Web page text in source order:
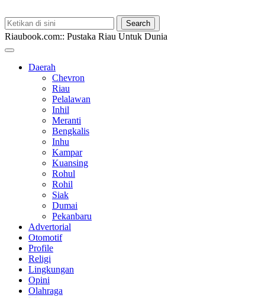
Riaubook.com:: Pustaka Riau Untuk Dunia
Daerah
Chevron
Riau
Pelalawan
Inhil
Meranti
Bengkalis
Inhu
Kampar
Kuansing
Rohul
Rohil
Siak
Dumai
Pekanbaru
Advertorial
Otomotif
Profile
Religi
Lingkungan
Opini
Olahraga